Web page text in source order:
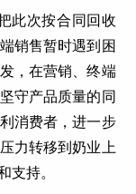
次按合同回收
销售暂时遇到困
，在营销、终端
守产品质量的同
消费者，进一步
力转移到奶业上
支持。